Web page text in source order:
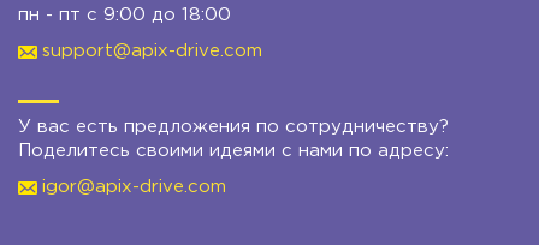
пн - пт с 9:00 до 18:00
support@apix-drive.com
У вас есть предложения по сотрудничеству?
Поделитесь своими идеями с нами по адресу:
igor@apix-drive.com